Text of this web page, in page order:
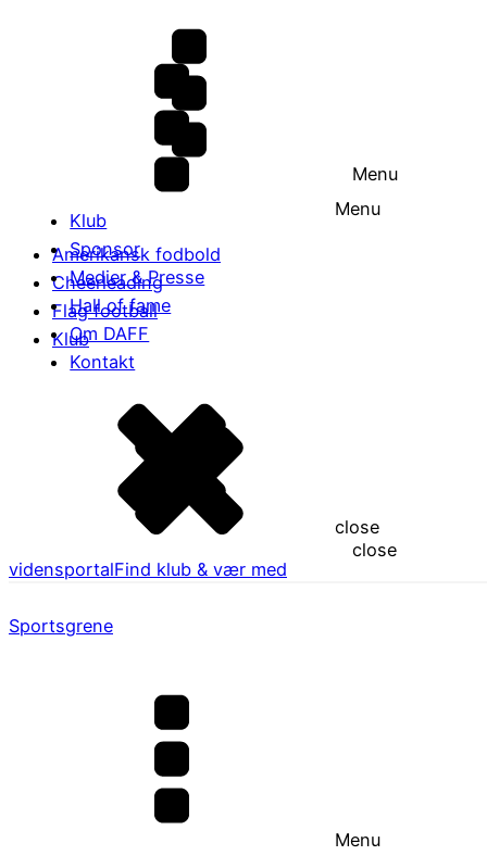
Menu
Klub
Sponsor
Medier & Presse
Hall of fame
Om DAFF
Kontakt
close
Menu
Amerikansk fodbold
Cheerleading
Flag football
Klub
close
vidensportalFind klub & vær med
Sportsgrene
Menu